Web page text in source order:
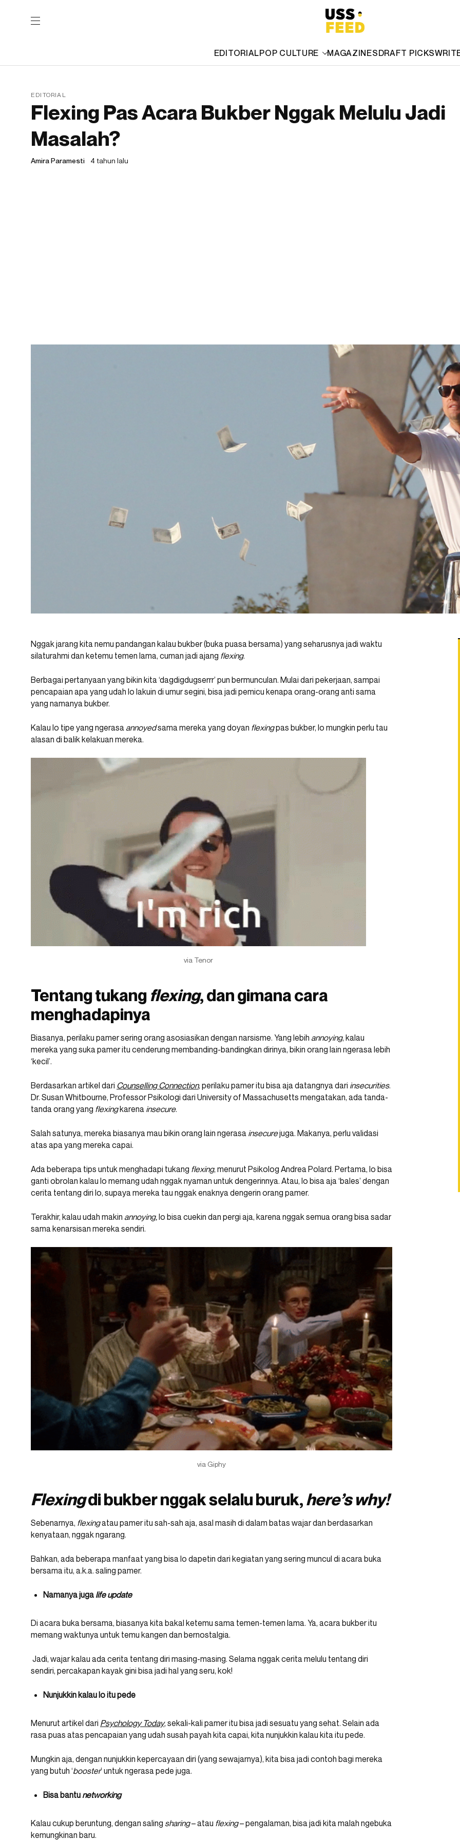
EDITORIALPOP CULTURE MAGAZINESDRAFT PICKS
EDITORIAL
Flexing Pas Acara Bukber Nggak Melulu Jadi
Masalah?
Amira Paramesti 4 tahun lalu
Nggak jarang kita nemu pandangan kalau bukber (buka puasa bersama) yang seharusnya jadi waktu
silaturahmi dan ketemu temen lama, cuman jadi ajang flexing.
Berbagai pertanyaan yang bikin kita ‘dagdigdugserrr’ pun bermunculan. Mulai dari pekerjaan, sampai
pencapaian apa yang udah lo lakuin di umur segini, bisa jadi pemicu kenapa orang-orang anti sama
yang namanya bukber.
Kalau lo tipe yang ngerasaannoyedsama mereka yang doyan flexingpas bukber, lo mungkin perlu tau
alasan di balik kelakuan mereka.
via Tenor
Tentang tukang flexing, dan gimana cara
menghadapinya
Biasanya, perilaku pamer sering orang asosiasikan dengan narsisme. Yang lebih annoying, kalau
mereka yang suka pamer itu cenderung membanding-bandingkan dirinya, bikin orang lain ngerasa lebih
‘kecil’.
Berdasarkan artikel dari Counselling Connection, perilaku pamer itu bisa aja datangnya dari insecurities.
Dr. Susan Whitbourne, Professor Psikologi dari University of Massachusetts mengatakan, ada tanda-
tanda orang yang flexingkarena insecure.
Salah satunya, mereka biasanya mau bikin orang lain ngerasa insecurejuga. Makanya, perlu validasi
atas apa yang mereka capai.
Ada beberapa tips untuk menghadapi tukang flexing, menurut Psikolog Andrea Polard. Pertama, lo bisa
ganti obrolan kalau lo memang udah nggak nyaman untuk dengerinnya. Atau, lo bisa aja ‘bales’ dengan
cerita tentang diri lo, supaya mereka tau nggak enaknya dengerin orang pamer.
Terakhir, kalau udah makin annoying,lo bisa cuekin dan pergi aja, karena nggak semua orang bisa sadar
sama kenarsisan mereka sendiri.
via Giphy
Flexingdi bukber nggak selalu buruk,here’s why!
Sebenarnya, flexingatau pamer itu sah-sah aja, asal masih di dalam batas wajar dan berdasarkan
kenyataan, nggak ngarang.
Bahkan, ada beberapa manfaat yang bisa lo dapetin dari kegiatan yang sering muncul di acara buka
bersama itu, a.k.a. saling pamer.
Namanya juga life update
Di acara buka bersama, biasanya kita bakal ketemu sama temen-temen lama. Ya, acara bukber itu
memang waktunya untuk temu kangen dan bernostalgia.
Jadi, wajar kalau ada cerita tentang diri masing-masing. Selama nggak cerita melulu tentang diri
sendiri, percakapan kayak gini bisa jadi hal yang seru, kok!
Nunjukkin kalau lo itu pede
Menurut artikel dari Psychology Today, sekali-kali pamer itu bisa jadi sesuatu yang sehat. Selain ada
rasa puas atas pencapaian yang udah susah payah kita capai, kita nunjukkin kalau kita itu pede.
Mungkin aja, dengan nunjukkin kepercayaan diri (yang sewajarnya), kita bisa jadi contoh bagi mereka
yang butuh ‘booster’ untuk ngerasa pede juga.
Bisa bantu networking
Kalau cukup beruntung, dengan saling sharing– atau flexing– pengalaman, bisa jadi kita malah ngebuka
kemungkinan baru.